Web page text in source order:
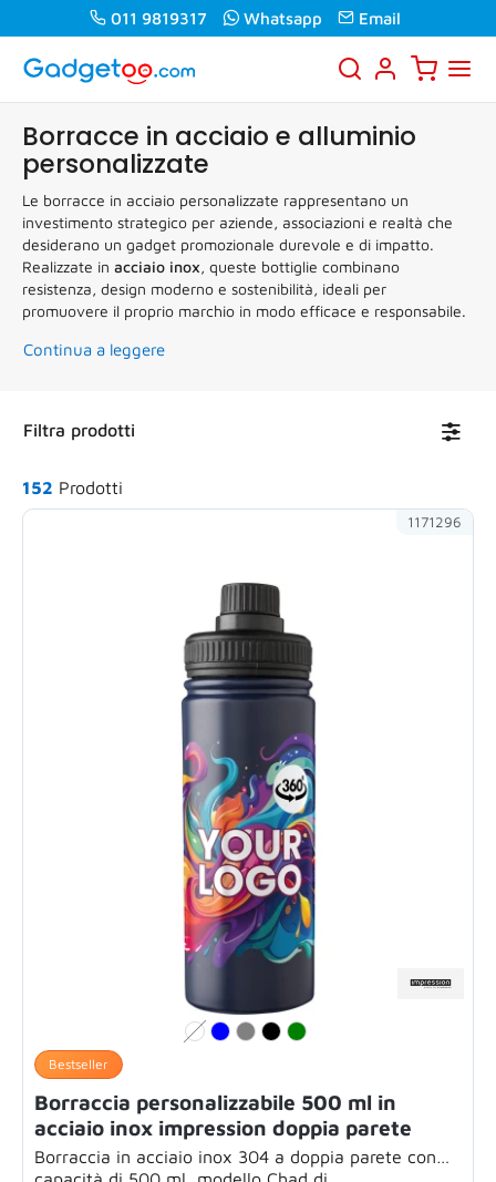
011 9819317 Whatsapp Email
Borracce in acciaio e alluminio
personalizzate
Le borracce in acciaio personalizzate rappresentano un
investimento strategico per aziende, associazioni e realtà che
desiderano un gadget promozionale durevole e di impatto.
Realizzate in acciaio inox, queste bottiglie combinano
resistenza, design moderno e sostenibilità, ideali per
promuovere il proprio marchio in modo efficace e responsabile.
Continua a leggere
Filtra prodotti
152 Prodotti
1171296
Bestseller
Borraccia personalizzabile 500 ml in
acciaio inox impression doppia parete
Borraccia in acciaio inox 304 a doppia parete con